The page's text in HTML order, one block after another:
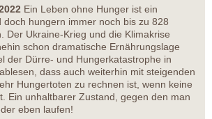
Ein Leben ohne Hunger ist ein
doch hungern immer noch bis zu 828
Der Ukraine-Krieg und die Klimakrise
schon dramatische Ernährungslage
der Dürre- und Hungerkatastrophe in
dass auch weiterhin mit steigenden
Hungertoten zu rechnen ist, wenn keine
Ein unhaltbarer Zustand, gegen den man
eben laufen!